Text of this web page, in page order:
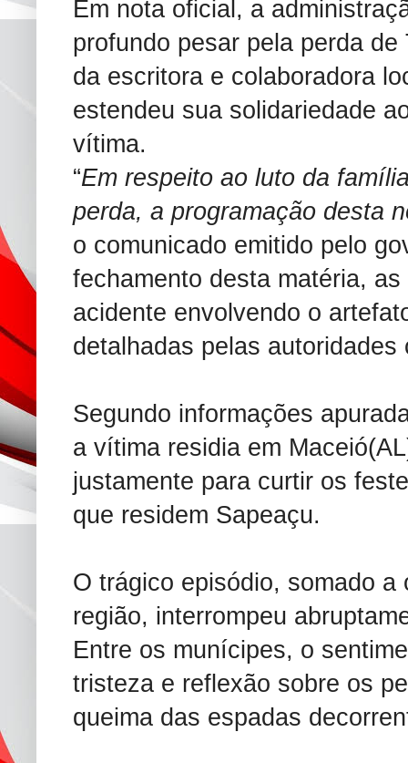
Em nota oficial, a
profundo pesar pela perda
da escritora e colaboradora
estendeu sua solidariedade
vítima.
“Em respeito ao luto da
perda, a programação desta
o comunicado emitido pelo
fechamento desta matéria,
acidente envolvendo o
detalhadas pelas autoridades
Segundo informações
a vítima residia em
justamente para curtir os
que residem Sapeaçu.
O trágico episódio, somado
região, interrompeu
Entre os munícipes, o
tristeza e reflexão sobre os
queima das espadas